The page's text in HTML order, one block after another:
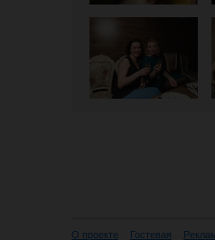
О проекте Гостевая